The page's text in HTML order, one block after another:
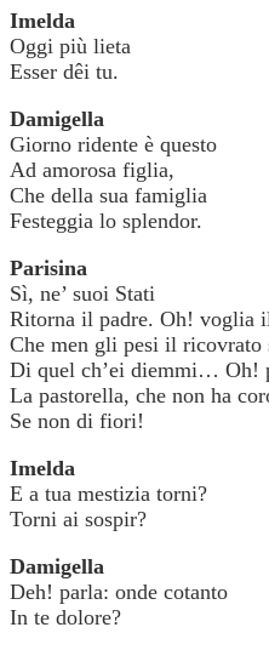
Imelda
Oggi più lieta
Esser dêi tu.
Damigella
Giorno ridente è questo
Ad amorosa figlia,
Che della sua famiglia
Festeggia lo splendor.
Parisina
Sì, ne’ suoi Stati
Ritorna il padre. Oh! voglia
Che men gli pesi il ricovrato
Di quel ch’ei diemmi… Oh!
La pastorella, che non ha
Se non di fiori!
Imelda
E a tua mestizia torni?
Torni ai sospir?
Damigella
Deh! parla: onde cotanto
In te dolore?